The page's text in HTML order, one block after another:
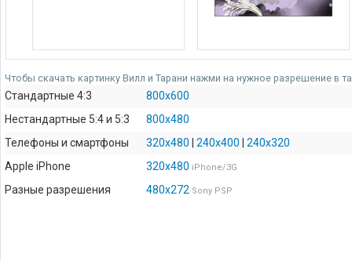
Чтобы скачать картинку Вилл и Тарани нажми на нужное разрешение в
Стандартные 4:3
800x600
Нестандартные 5:4 и 5:3
800x480
Телефоны и смартфоны
320x480 240x400
240x320
Apple iPhone
320x480 iPhone/3G
Разные разрешения 480x272 Sony PSP